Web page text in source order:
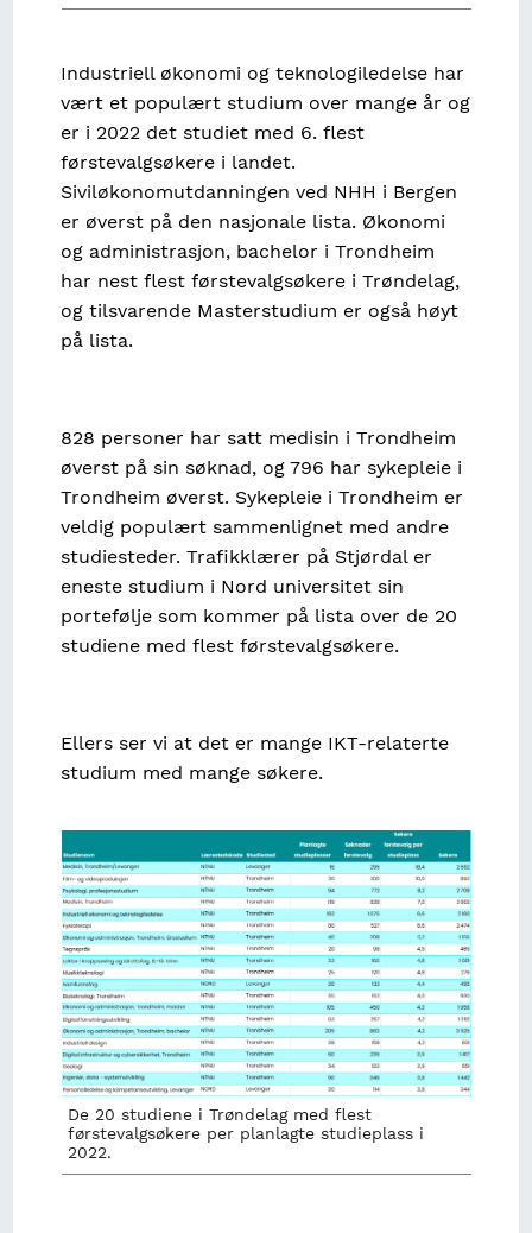
Industriell økonomi og teknologiledelse har
vært et populært studium over mange år og
er i 2022 det studiet med 6. flest
førstevalgsøkere i landet.
Siviløkonomutdanningen ved NHH i Bergen
er øverst på den nasjonale lista. Økonomi
og administrasjon, bachelor i Trondheim
har nest flest førstevalgsøkere i Trøndelag,
og tilsvarende Masterstudium er også høyt
på lista.
828 personer har satt medisin i Trondheim
øverst på sin søknad, og 796 har sykepleie i
Trondheim øverst. Sykepleie i Trondheim er
veldig populært sammenlignet med andre
studiesteder. Trafikklærer på Stjørdal er
eneste studium i Nord universitet sin
portefølje som kommer på lista over de 20
studiene med flest førstevalgsøkere.
Ellers ser vi at det er mange IKT-relaterte
studium med mange søkere.
De 20 studiene i Trøndelag med flest
førstevalgsøkere per planlagte studieplass i
2022.